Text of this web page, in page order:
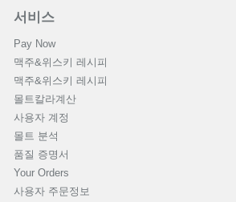
서비스
Pay Now
맥주&위스키 레시피
맥주&위스키 레시피
몰트칼라계산
사용자 계정
몰트 분석
품질 증명서
Your Orders
사용자 주문정보